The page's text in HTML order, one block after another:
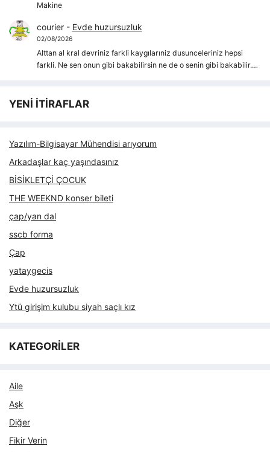
Makine
courier- Evde huzursuzluk
02/08/2026
Alttan al kral devriniz farkli kaygılarıniz dusunceleriniz hepsi
farkli. Ne sen onun gibi bakabilirsin ne de o senin gibi bakabilir.…
YENİ İTİRAFLAR
Yazılım-Bilgisayar Mühendisi arıyorum
Arkadaşlar kaç yaşındasınız
BİSİKLETÇİ ÇOCUK
THE WEEKND konser bileti
çap/yan dal
sscb forma
Çap
yataygecis
Evde huzursuzluk
Ytü girişim kulubu siyah saçlı kız
KATEGORİLER
Aile
Aşk
Diğer
Fikir Verin